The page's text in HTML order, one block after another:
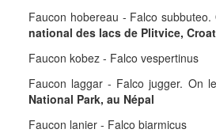
Faucon hobereau - Falco
national des lacs de Plitvice,
Faucon kobez - Falco vespertinus
Faucon laggar - Falco jugger. On
National Park, au Népal
Faucon lanier - Falco biarmicus